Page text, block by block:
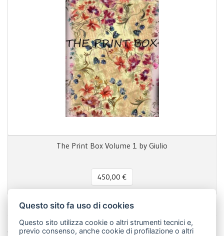
The Print Box Volume 1 by Giulio
450,00 €
Condividi questa pagina!
Questo sito fa uso di cookies
Questo sito utilizza cookie o altri strumenti tecnici e,
previo consenso, anche cookie di profilazione o altri